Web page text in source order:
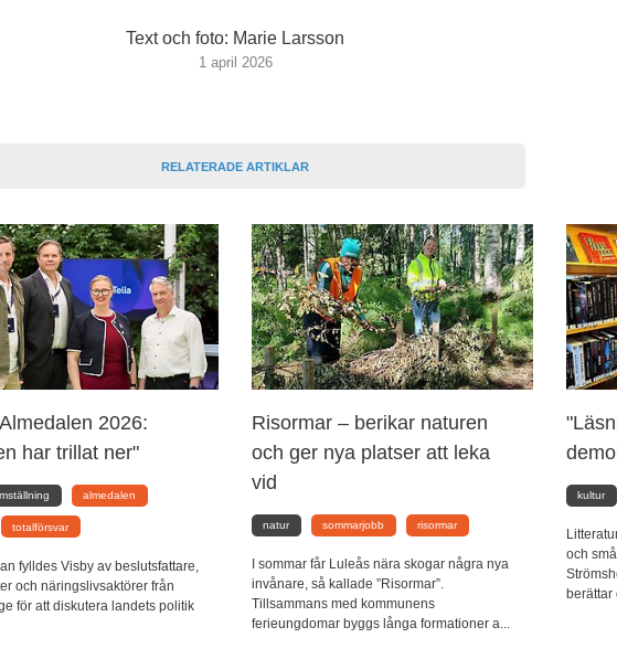
Text och foto: Marie Larsson
1 april 2026
RELATERADE ARTIKLAR
2026:
har trillat ner"
almedalen
totalförsvar
fylldes Visby av beslutsfattare,
och näringslivsaktörer från
för att diskutera landets politik
Risormar – berikar naturen
och ger nya platser att leka
vid
natur sommarjobb risormar
I sommar får Luleås nära skogar några nya
invånare, så kallade ”Risormar”.
Tillsammans med kommunens
ferieungdomar byggs långa formationer a...
kultur
och
berättar